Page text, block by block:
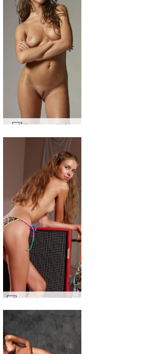
줄라 누드 #101
알리야 스피커 #31